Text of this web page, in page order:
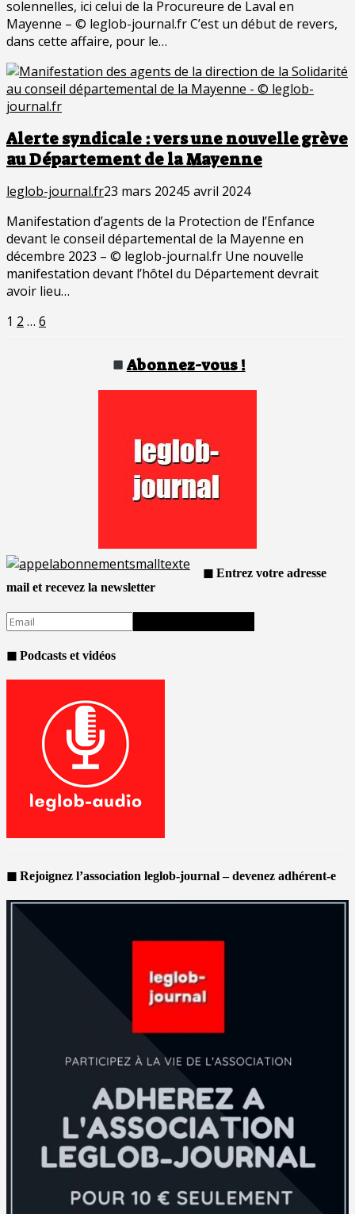
solennelles, ici celui de la Procureure de Laval en
Mayenne – © leglob-journal.fr C’est un début de revers,
dans cette affaire, pour le…
Alerte syndicale : vers une nouvelle grève
au Département de la Mayenne
leglob-journal.fr23 mars 20245 avril 2024
Manifestation d’agents de la Protection de l’Enfance
devant le conseil départemental de la Mayenne en
décembre 2023 – © leglob-journal.fr Une nouvelle
manifestation devant l’hôtel du Département devrait
avoir lieu…
Pagination
Page
1 Page
2 … Page
6
Abonnez-vous !
◼ Entrez votre adresse
mail et recevez la newsletter
◼ Podcasts et vidéos
◼ Rejoignez l’association leglob-journal – devenez adhérent-e